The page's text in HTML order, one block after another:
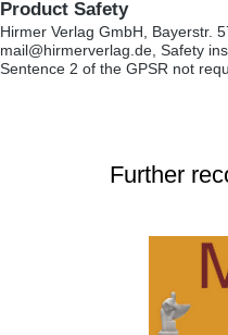
Product Safety
Hirmer Verlag GmbH, Bayerstr.
mail@hirmerverlag.de, Safety
Sentence 2 of the GPSR not
Further